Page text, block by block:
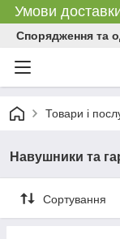
Умови
Спорядження та
Товари і
Навушники та
Сортування